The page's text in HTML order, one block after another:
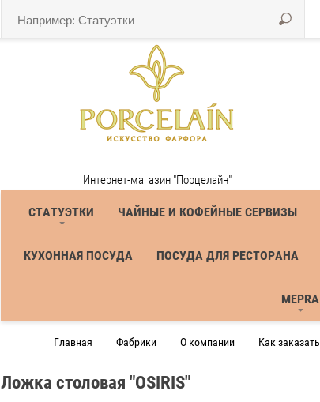
Интернет-магазин "Порцелайн"
СТАТУЭТКИ ЧАЙНЫЕ И КОФЕЙНЫЕ СЕРВИЗЫ
КУХОННАЯ ПОСУДА ПОСУДА ДЛЯ РЕСТОРАНА
MEPRA
Главная Фабрики О компании Как заказать
Ложка столовая "OSIRIS"